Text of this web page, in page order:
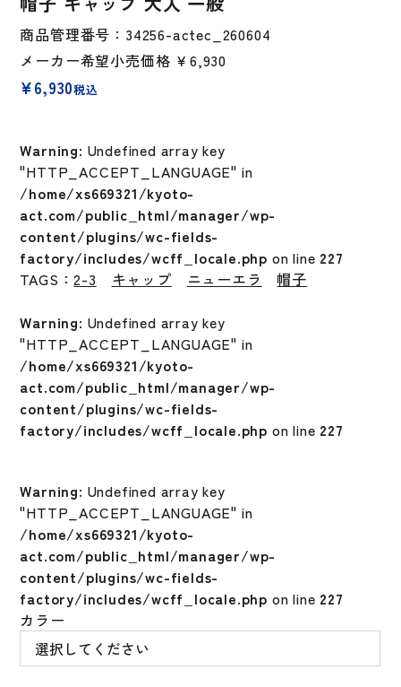
商品管理番号：34256-actec_260604
メーカー希望小売価格 ￥6,930
¥6,930税込
Warning: Undefined array key
"HTTP_ACCEPT_LANGUAGE" in
/home/xs669321/kyoto-
act.com/public_html/manager/wp-
content/plugins/wc-fields-
factory/includes/wcff_locale.php on line 227
TAGS：2-3 キャップ ニューエラ
帽子
Warning: Undefined array key
"HTTP_ACCEPT_LANGUAGE" in
/home/xs669321/kyoto-
act.com/public_html/manager/wp-
content/plugins/wc-fields-
factory/includes/wcff_locale.php on line 227
Warning: Undefined array key
"HTTP_ACCEPT_LANGUAGE" in
/home/xs669321/kyoto-
act.com/public_html/manager/wp-
content/plugins/wc-fields-
factory/includes/wcff_locale.php on line 227
カラー